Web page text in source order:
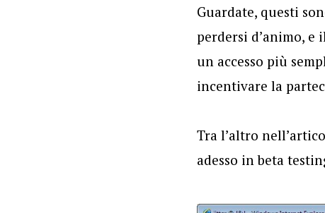
Guardate, questi
perdersi d’animo,
un accesso più
incentivare la
Tra l’altro
adesso in beta